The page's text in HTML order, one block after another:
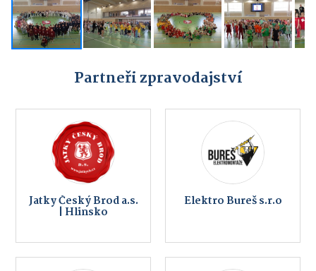
Partneři zpravodajství
Jatky Český Brod a.s.
| Hlinsko
Elektro Bureš s.r.o